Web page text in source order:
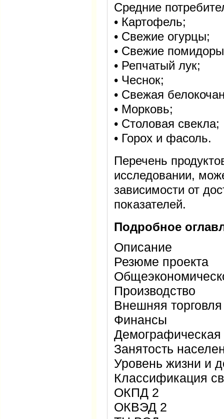
Средние
• Картофель;
• Свежие огурцы;
• Свежие
• Репчатый лук;
• Чеснок;
• Свежая
• Морковь;
• Столовая свекла;
• Горох и фасоль.
Перечень
исследовании,
зависимости от
показателей.
Подробное
Описание
Резюме проекта
Производство
Внешняя торговля
Финансы
Демографическая
Занятость
Уровень жизни и
Классификация
ОКПД 2
ОКВЭД 2